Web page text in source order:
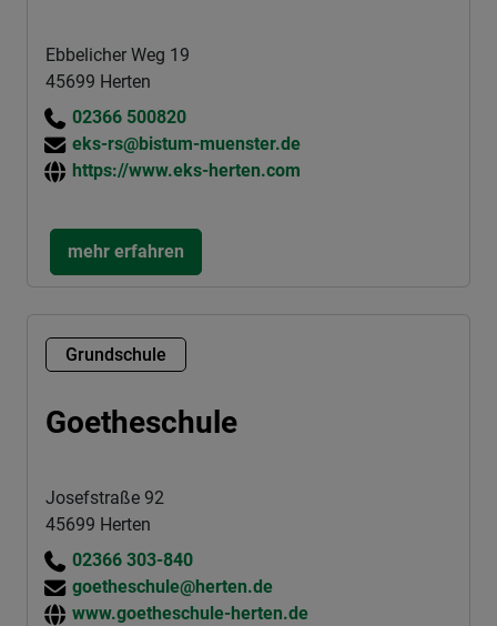
Ebbelicher Weg 19
45699 Herten
02366 500820
eks-rs@bistum-muenster.de
https://www.eks-herten.com
mehr erfahren
Grundschule
Goetheschule
Josefstraße 92
45699 Herten
02366 303-840
goetheschule@herten.de
www.goetheschule-herten.de